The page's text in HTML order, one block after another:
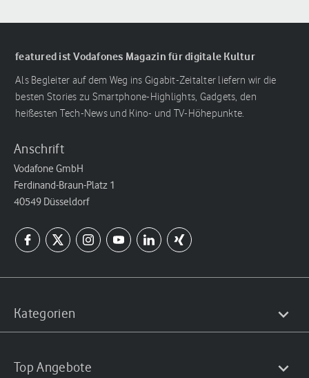
featured ist Vodafones Magazin für digitale Kultur
Als Begleiter auf dem Weg ins Gigabit-Zeitalter liefern wir die
besten Stories zu Smartphone-Highlights, Gadgets, den
heißesten Tech-News und Kino- und TV-Höhepunkte.
Anschrift
Vodafone GmbH
Ferdinand-Braun-Platz 1
40549 Düsseldorf
Kategorien
Top Angebote